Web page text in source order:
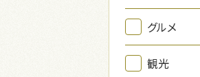
グルメ
観光